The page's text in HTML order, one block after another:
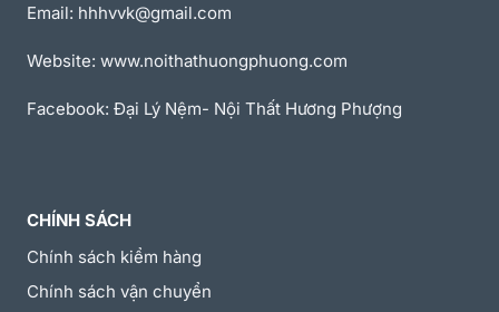
Email: hhhvvk@gmail.com
Website: www.noithathuongphuong.com
Facebook: Đại Lý Nệm- Nội Thất Hương Phượng
CHÍNH SÁCH
Chính sách kiểm hàng
Chính sách vận chuyển